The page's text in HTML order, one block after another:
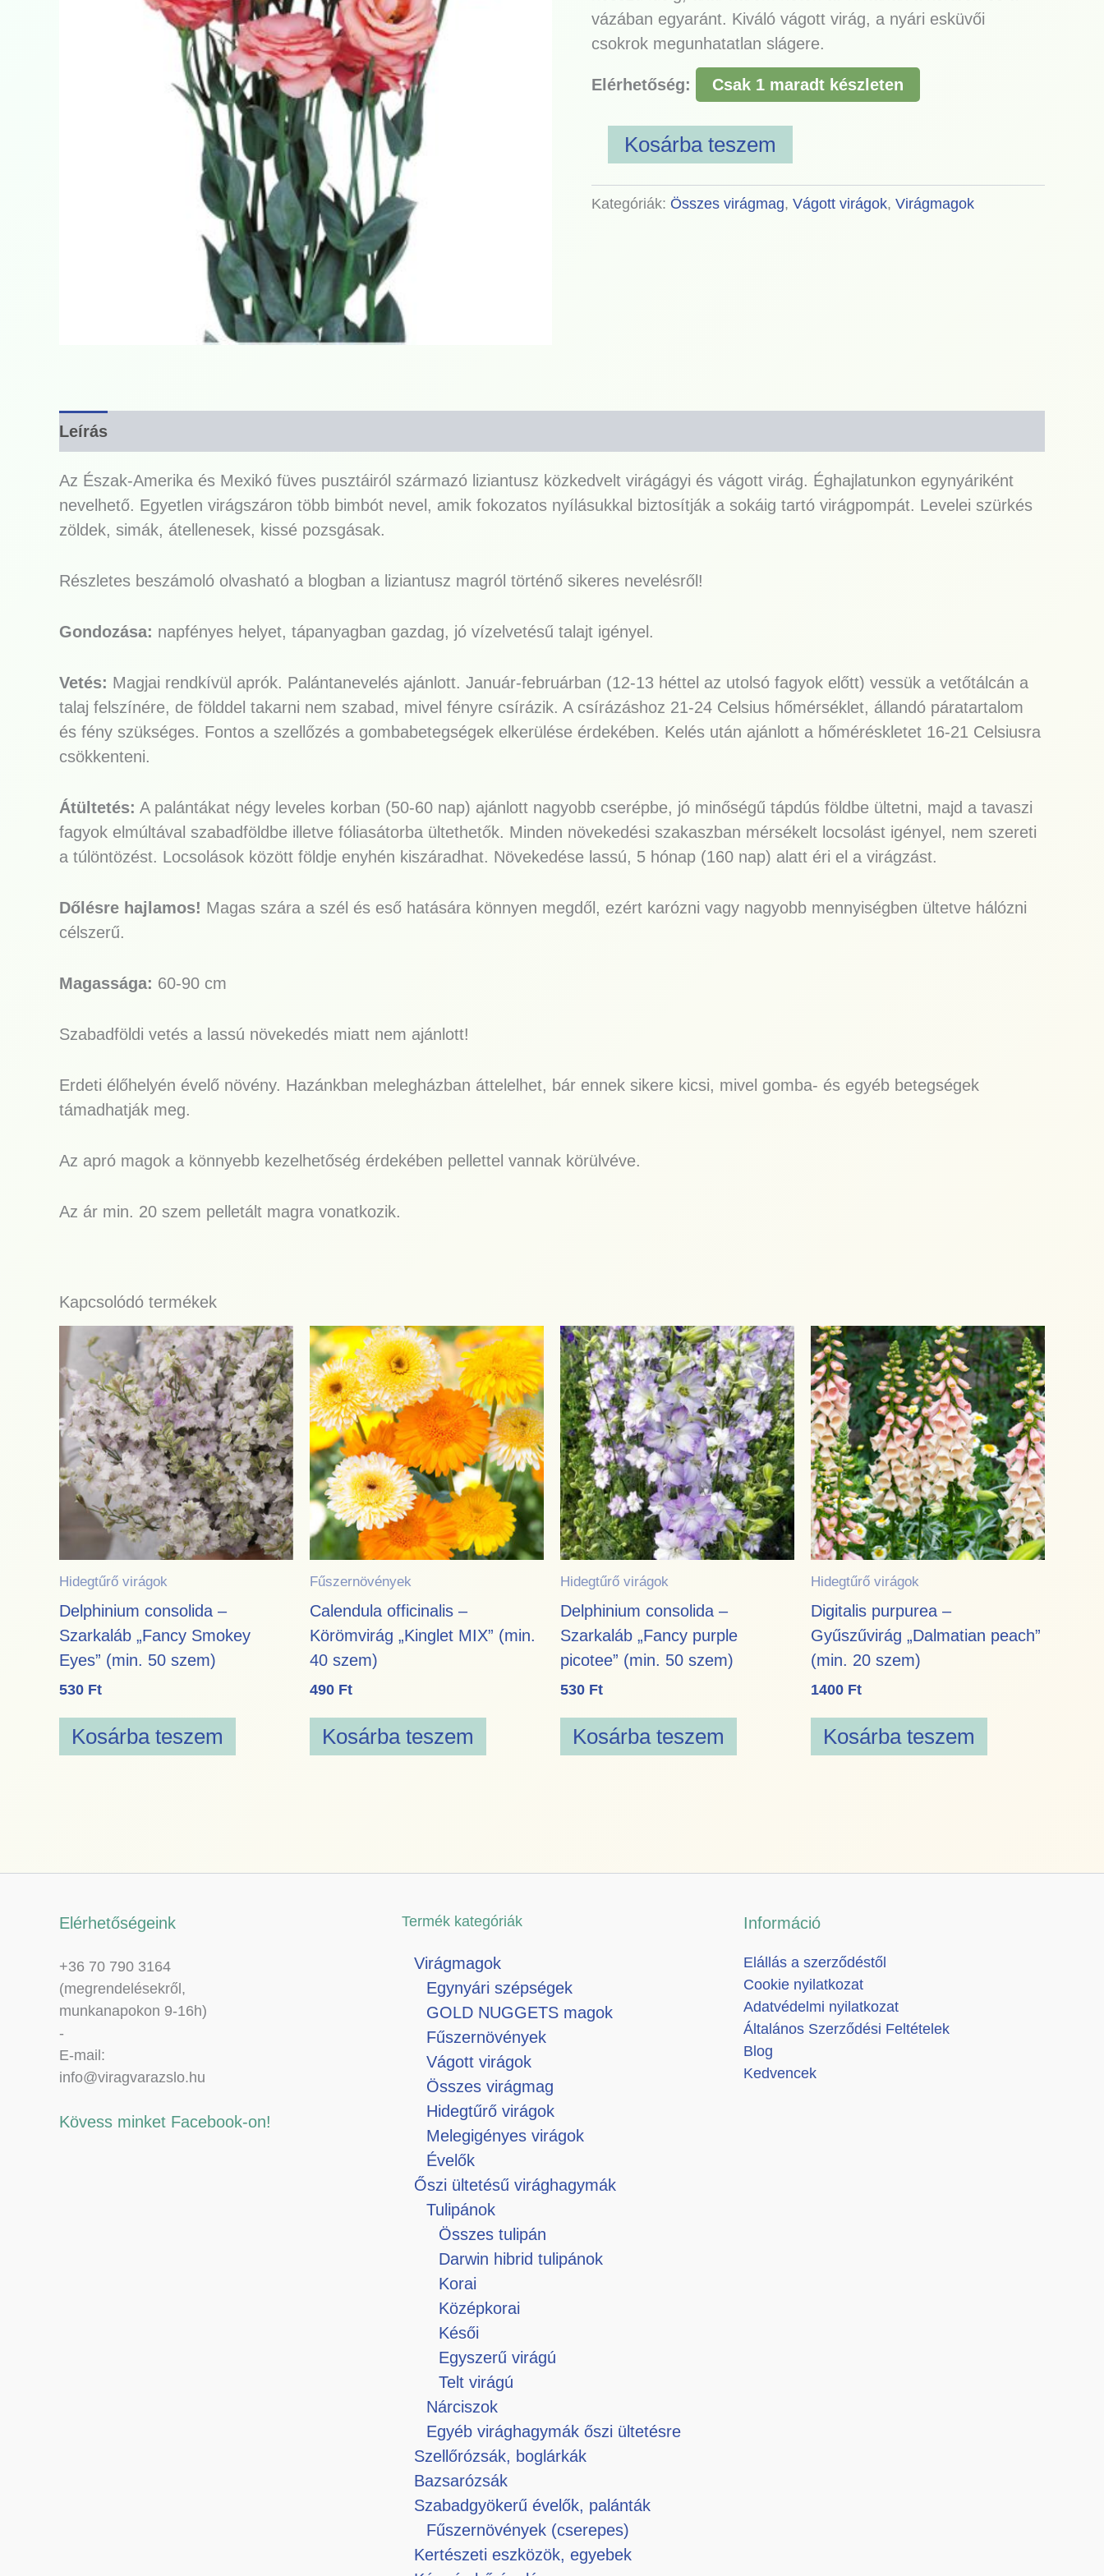
vázában egyaránt. Kiváló vágott virág, a nyári esküvői
csokrok megunhatatlan slágere.
Elérhetőség: Csak 1 maradt készleten
Kosárba teszem
Kategóriák: Összes virágmag, Vágott virágok, Virágmagok
Leírás
Az Észak-Amerika és Mexikó füves pusztáiról származó liziantusz közkedvelt virágágyi és vágott virág. Éghajlatunkon egynyáriként
nevelhető. Egyetlen virágszáron több bimbót nevel, amik fokozatos nyílásukkal biztosítják a sokáig tartó virágpompát. Levelei szürkés
zöldek, simák, átellenesek, kissé pozsgásak.
Részletes beszámoló olvasható a blogban a liziantusz magról történő sikeres nevelésről!
Gondozása: napfényes helyet, tápanyagban gazdag, jó vízelvetésű talajt igényel.
Vetés: Magjai rendkívül aprók. Palántanevelés ajánlott. Január-februárban (12-13 héttel az utolsó fagyok előtt) vessük a vetőtálcán a
talaj felszínére, de földdel takarni nem szabad, mivel fényre csírázik. A csírázáshoz 21-24 Celsius hőmérséklet, állandó páratartalom
és fény szükséges. Fontos a szellőzés a gombabetegségek elkerülése érdekében. Kelés után ajánlott a hőméréskletet 16-21 Celsiusra
csökkenteni.
Átültetés: A palántákat négy leveles korban (50-60 nap) ajánlott nagyobb cserépbe, jó minőségű tápdús földbe ültetni, majd a tavaszi
fagyok elmúltával szabadföldbe illetve fóliasátorba ültethetők. Minden növekedési szakaszban mérsékelt locsolást igényel, nem szereti
a túlöntözést. Locsolások között földje enyhén kiszáradhat. Növekedése lassú, 5 hónap (160 nap) alatt éri el a virágzást.
Dőlésre hajlamos! Magas szára a szél és eső hatására könnyen megdől, ezért karózni vagy nagyobb mennyiségben ültetve hálózni
célszerű.
Magassága: 60-90 cm
Szabadföldi vetés a lassú növekedés miatt nem ajánlott!
Erdeti élőhelyén évelő növény. Hazánkban melegházban áttelelhet, bár ennek sikere kicsi, mivel gomba- és egyéb betegségek
támadhatják meg.
Az apró magok a könnyebb kezelhetőség érdekében pellettel vannak körülvéve.
Az ár min. 20 szem pelletált magra vonatkozik.
Kapcsolódó termékek
Hidegtűrő virágok
Delphinium consolida –
Szarkaláb „Fancy Smokey
Eyes” (min. 50 szem)
530 Ft
Kosárba teszem
Fűszernövények
Calendula officinalis –
Körömvirág „Kinglet MIX” (min.
40 szem)
490 Ft
Kosárba teszem
Hidegtűrő virágok
Delphinium consolida –
Szarkaláb „Fancy purple
picotee” (min. 50 szem)
530 Ft
Kosárba teszem
Hidegtűrő virágok
Digitalis purpurea –
Gyűszűvirág „Dalmatian peach”
(min. 20 szem)
1400 Ft
Kosárba teszem
Elérhetőségeink
+36 70 790 3164
(megrendelésekről,
munkanapokon 9-16h)
-
E-mail:
info@viragvarazslo.hu
Kövess minket Facebook-on!
Termék kategóriák
Virágmagok
Egynyári szépségek
GOLD NUGGETS magok
Fűszernövények
Vágott virágok
Összes virágmag
Hidegtűrő virágok
Melegigényes virágok
Évelők
Őszi ültetésű virághagymák
Tulipánok
Összes tulipán
Darwin hibrid tulipánok
Korai
Középkorai
Késői
Egyszerű virágú
Telt virágú
Nárciszok
Egyéb virághagymák őszi ültetésre
Szellőrózsák, boglárkák
Bazsarózsák
Szabadgyökerű évelők, palánták
Fűszernövények (cserepes)
Kertészeti eszközök, egyebek
Információ
Elállás a szerződéstől
Cookie nyilatkozat
Adatvédelmi nyilatkozat
Általános Szerződési Feltételek
Blog
Kedvencek